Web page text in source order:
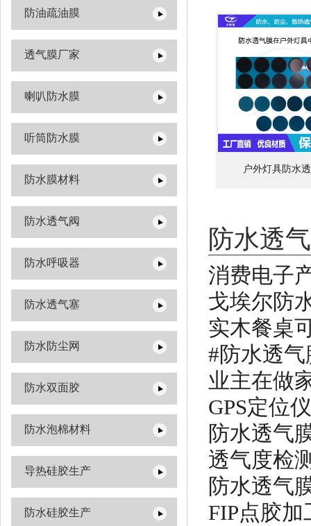
防油疏油膜
透气膜厂家
喇叭防水膜
听筒防水膜
防水膜材料
防水透气阀
防水呼吸器
防水透气塞
防水防尘网
防水双面胶
防水泡棉材料
导热硅胶生产
防水硅胶生产
户外灯具防水
防水透
消费电子
戈埃尔防
实木餐桌
#防水透
业主在做
GPS定位
防水透气
透气度检
防水透气
FIP点胶